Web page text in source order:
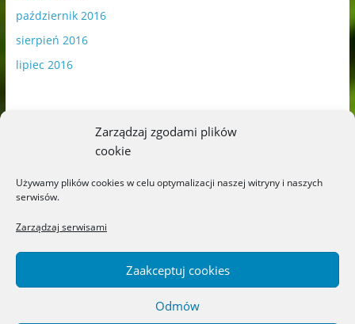
Zarządzaj zgodami plików
cookie
Używamy plików cookies w celu optymalizacji naszej witryny i naszych
serwisów.
Zarządzaj serwisami
Zaakceptuj cookies
Odmów
październik 2016
sierpień 2016
lipiec 2016
Blog o książkach dla dzieci i młodzieży –